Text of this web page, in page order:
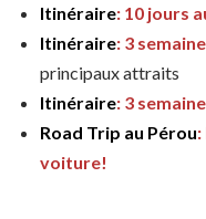
Itinéraire: 10 jours
Itinéraire: 3
principaux attraits
Itinéraire: 3
Road Trip au Pérou
voiture!